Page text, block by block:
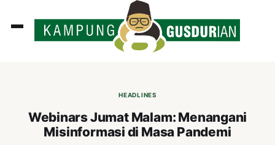
HEADLINES
Webinars Jumat Malam: Menangani
Misinformasi di Masa Pandemi